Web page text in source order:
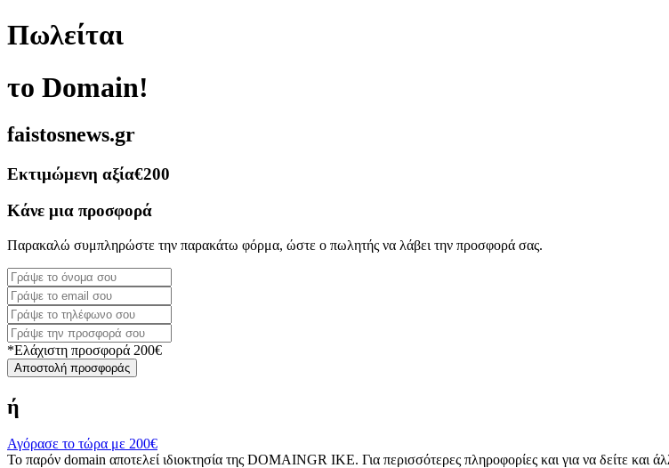
Πωλείται
το Domain!
faistosnews.gr
Εκτιμώμενη αξία€200
Κάνε μια προσφορά
Παρακαλώ συμπληρώστε την παρακάτω φόρμα, ώστε ο πωλητής να λάβει την προσφορά σας.
*Ελάχιστη προσφορά 200€
Αποστολή προσφοράς
ή
Αγόρασε το τώρα με 200€
Το παρόν domain αποτελεί ιδιοκτησία της DOMAINGR ΙΚΕ. Για περισσότερες πληροφορίες και για να δείτε και